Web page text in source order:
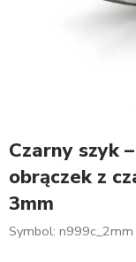
Czarny szyk
obrączek z
3mm
Symbol: